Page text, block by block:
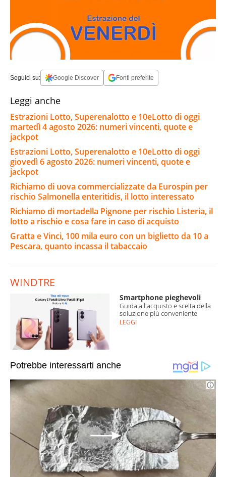
Seguici su: Google Discover Fonti preferite
Leggi anche
Estrazioni Lotto, Superenalotto e 10eLotto di oggi
martedì 4 agosto 2026: numeri vincenti, quote e
jackpot
Estrazioni Lotto, Superenalotto e 10eLotto di oggi
giovedì 6 agosto 2026: numeri vincenti, quote e
jackpot
Richiamo di uova commercializzate da Eurospin per
rischio Salmonella enteritidis, il lotto interessato
Richiamo di mortadella Pignone per rischio Listeria, il
lotto a rischio e cosa fare in caso di acquisto
Gratta e Vinci, 100 mila euro con un biglietto da 10 a
Pescara, quanto incassa il tabaccaio
WINDTRE
Smartphone pieghevoli
Guida all'acquisto e scelta della
soluzione più conveniente
LEGGI